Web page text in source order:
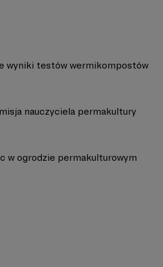
wyniki testów wermikompostów
nauczyciela permakultury
w ogrodzie permakulturowym